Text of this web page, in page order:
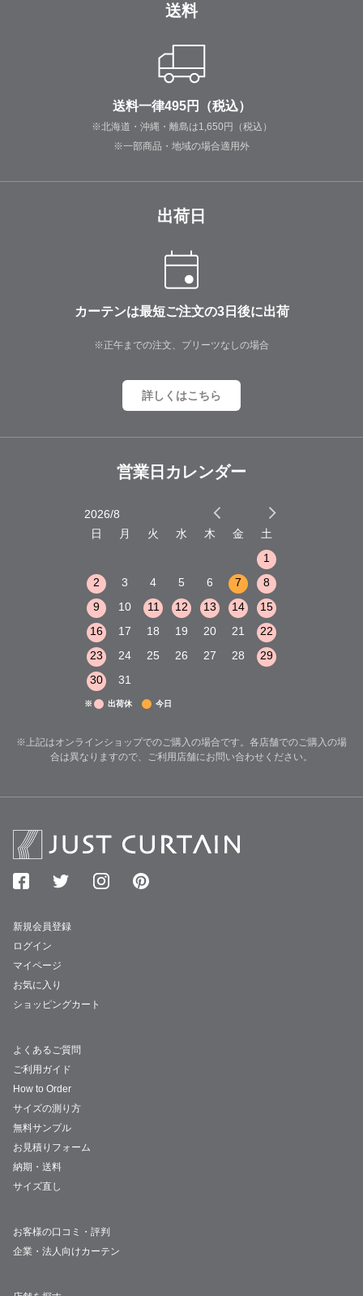
送料
送料一律495円（税込）
※北海道・沖縄・離島は1,650円（税込）
※一部商品・地域の場合適用外
出荷日
カーテンは最短ご注文の3日後に出荷
※正午までの注文、プリーツなしの場合
詳しくはこちら
営業日カレンダー
2026/8
日
月 火 水 木 金
土
1
2
3 4 5 6 7
8
9
10 11 12 13 14
15
16
17 18 19 20 21
22
23
24 25 26 27 28
29
30
31
※ 出荷休 今日
※上記はオンラインショップでのご購入の場合です。各店舗でのご購入の場
合は異なりますので、ご利用店舗にお問い合わせください。
新規会員登録
ログイン
マイページ
お気に入り
ショッピングカート
よくあるご質問
ご利用ガイド
How to Order
サイズの測り方
無料サンプル
お見積りフォーム
納期・送料
サイズ直し
お客様の口コミ・評判
企業・法人向けカーテン